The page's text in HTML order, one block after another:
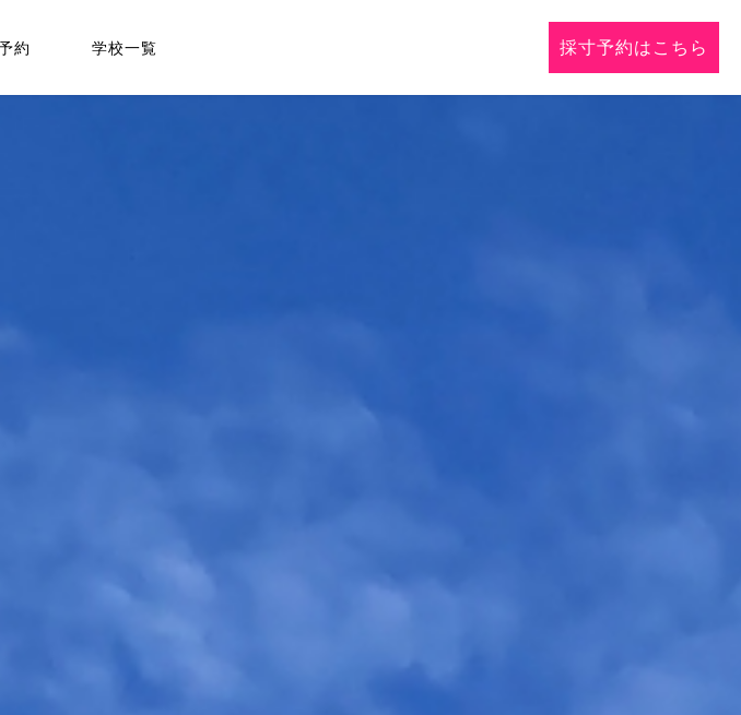
約 学校一覧 採寸予約はこちら